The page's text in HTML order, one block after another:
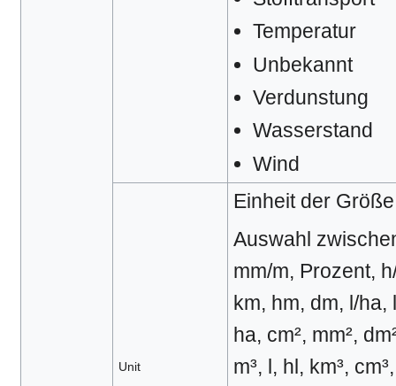
Temperatur
Unbekannt
Verdunstung
Wasserstand
Wind
Unit
Einheit der
Auswahl
mm/m, Prozent,
km, hm, dm, l/ha,
ha, cm², mm²,
m³, l, hl, km³,